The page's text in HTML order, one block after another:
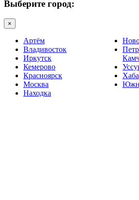
Выберите город:
×
Артём
Владивосток
Иркутск
Кемерово
Красноярск
Москва
Находка